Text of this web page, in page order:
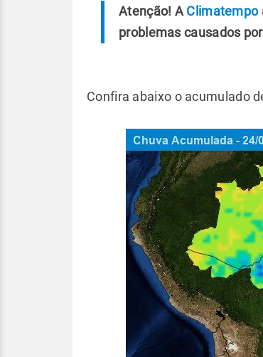
Atenção! A Climatempo
problemas causados
Confira abaixo o acumulado